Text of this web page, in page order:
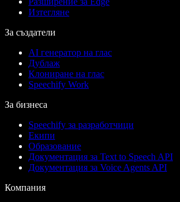
Изтегляне
За създатели
AI генератор на глас
Дублаж
Клониране на глас
Speechify Work
За бизнеса
Speechify за разработчици
Екипи
Образование
Документация за Text to Speech API
Документация за Voice Agents API
Компания